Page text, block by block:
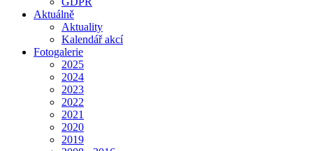
Aktuálně
Aktuality
Kalendář akcí
Fotogalerie
2025
2024
2023
2022
2021
2020
2019